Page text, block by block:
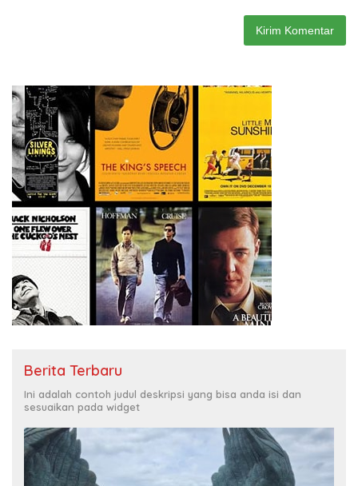
Berita Terbaru
Ini adalah contoh judul deskripsi yang bisa anda isi dan
sesuaikan pada widget